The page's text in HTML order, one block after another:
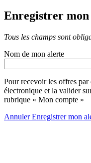
Enregistrer
Tous les champs sont
Nom de mon alerte
Pour recevoir les offres par
électronique et la valider
rubrique « Mon compte »
AnnulerEnregistrer mon